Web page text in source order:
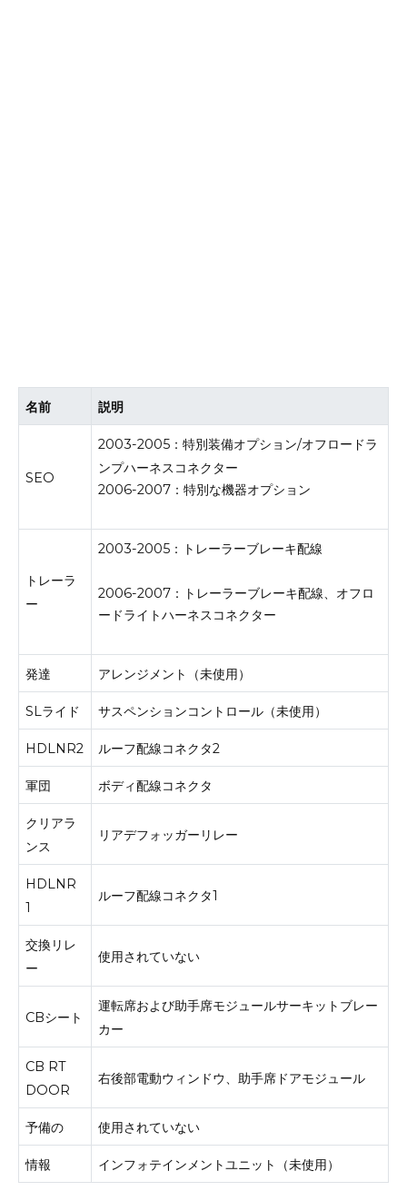
名前 説明
SEO
2003-2005：特別装備オプション/オフロードラ
ンプハーネスコネクター
2006-2007：特別な機器オプション
トレーラ
ー
2003-2005：トレーラーブレーキ配線
2006-2007：トレーラーブレーキ配線、オフロ
ードライトハーネスコネクター
発達 アレンジメント（未使用）
SLライド サスペンションコントロール（未使用）
HDLNR2 ルーフ配線コネクタ2
軍団 ボディ配線コネクタ
クリアラ
ンス
リアデフォッガーリレー
HDLNR
1
ルーフ配線コネクタ1
交換リレ
ー
使用されていない
CBシート
運転席および助手席モジュールサーキットブレー
カー
CB RT
DOOR
右後部電動ウィンドウ、助手席ドアモジュール
予備の 使用されていない
情報 インフォテインメントユニット（未使用）